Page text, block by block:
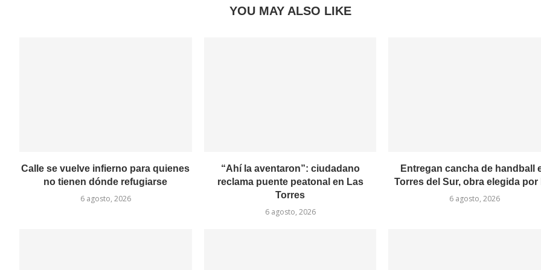
YOU MAY ALSO LIKE
Calle se vuelve infierno para quienes
no tienen dónde refugiarse
6 agosto, 2026
“Ahí la aventaron”: ciudadano
reclama puente peatonal en Las
Torres
6 agosto, 2026
Entregan cancha de handball
Torres del Sur, obra elegida por
6 agosto, 2026